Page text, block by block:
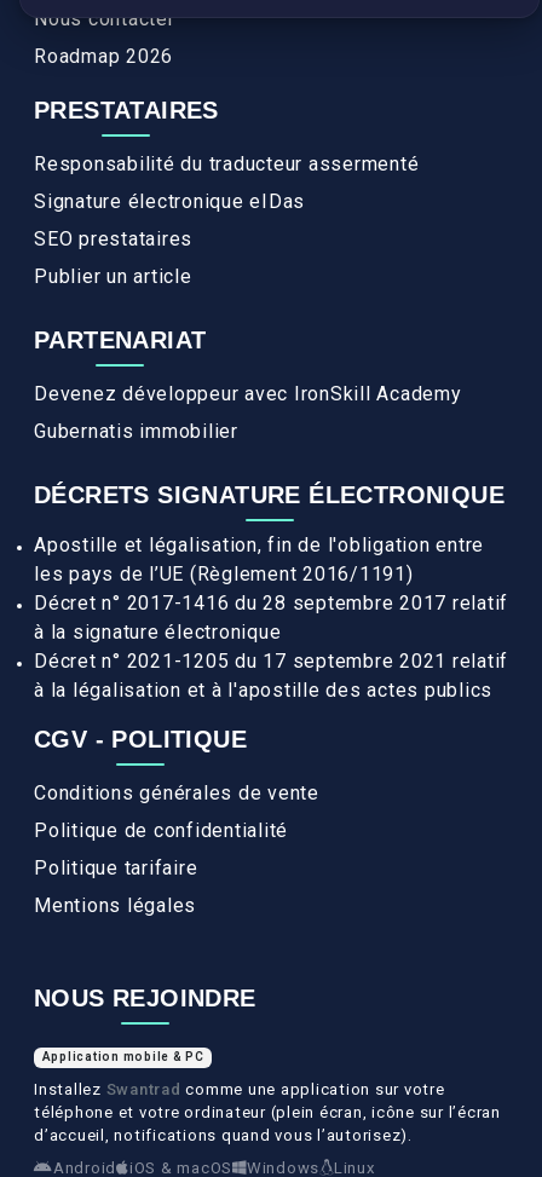
Nous contacter
Roadmap 2026
PRESTATAIRES
Responsabilité du traducteur assermenté
Signature électronique eIDas
SEO prestataires
Publier un article
PARTENARIAT
Devenez développeur avec IronSkill Academy
Gubernatis immobilier
DÉCRETS SIGNATURE ÉLECTRONIQUE
Apostille et légalisation, fin de l'obligation entre
les pays de l’UE (Règlement 2016/1191)
Décret n° 2017-1416 du 28 septembre 2017 relatif
à la signature électronique
Décret n° 2021-1205 du 17 septembre 2021 relatif
à la légalisation et à l'apostille des actes publics
CGV - POLITIQUE
Conditions générales de vente
Politique de confidentialité
Politique tarifaire
Mentions légales
NOUS REJOINDRE
Application mobile & PC
Installez Swantrad comme une application sur votre
téléphone et votre ordinateur (plein écran, icône sur l’écran
d’accueil, notifications quand vous l’autorisez).
Android
iOS & macOS Windows Linux